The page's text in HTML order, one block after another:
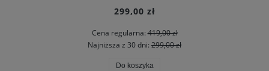
299,00 zł
Cena regularna:419,00 zł
Najniższa z 30 dni: 299,00 zł
Do koszyka